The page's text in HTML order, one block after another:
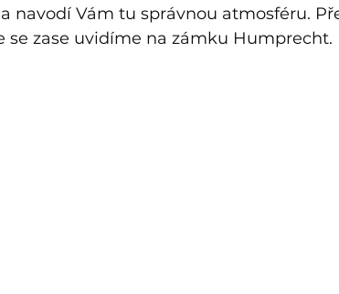
navodí Vám tu správnou atmosféru.
se zase uvidíme na zámku Humprecht.